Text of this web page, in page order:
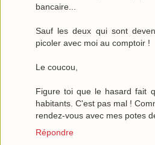
bancaire...
Sauf les deux qui sont
picoler avec moi au comptoir !
Le coucou,
Figure toi que le hasard fait
habitants. C'est pas mal !
rendez-vous avec mes potes
Répondre